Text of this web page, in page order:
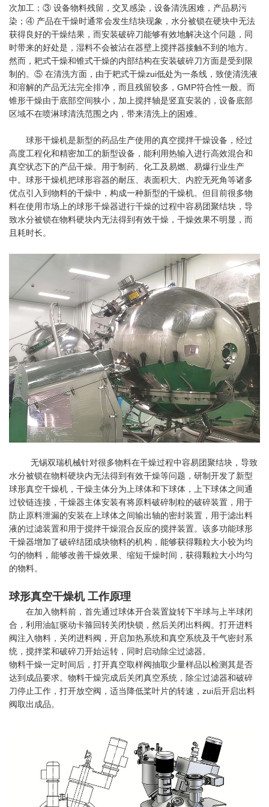
次加工；③ 设备物料残留，交叉感染，设备清洗困难，产品易污
染；④ 产品在干燥时通常会发生结块现象，水分被锁在硬块中无法
获得良好的干燥结果，而安装破碎刀能够有效地解决这个问题，同
时带来的好处是，湿料不会被沾在器壁上搅拌器接触不到的地方。
然而，耙式干燥和锥式干燥的内部结构在安装破碎刀方面是受到限
制的。⑤ 在清洗方面，由于耙式干燥zui低处为一条线，致使清洗液
和溶解的产品无法完全排净，而且残留较多，GMP符合性一般。而
锥形干燥由于底部空间狭小，加上搅拌轴是竖直安装的，设备底部
区域不在喷淋球清洗范围之内，带来清洗上的困难。
球形干燥机是新型的药品生产使用的真空搅拌干燥设备，经过
高度工程化和精密加工的新型设备，能利用热输入进行高效混合和
真空状态下的产品干燥。用于制药、化工及易燃、易爆行业生产
中。球形干燥机把球形容器的耐压、表面积大、内腔无死角等诸多
优点引入到物料的干燥中，构成一种新型的干燥机。但目前很多物
料在使用市场上的球形干燥器进行干燥的过程中容易团聚结块，导
致水分被锁在物料硬块内无法得到有效干燥，干燥效果不明显，而
且耗时长。
无锡双瑞机械针对很多物料在干燥过程中容易团聚结块，导致
水分被锁在物料硬块内无法得到有效干燥等问题，研制开发了新型
球形真空干燥机，干燥主体分为上球体和下球体，上下球体之间通
过铰链连接，干燥器主体安装有将原料破碎制粒的破碎装置，用于
防止原料泄漏的安装在上球体之间输出轴的密封装置，用于滤出料
液的过滤装置和用于搅拌干燥混合反应的搅拌装置。该多功能球形
干燥器增加了破碎结团成块物料的机构，能够获得颗粒大小较为均
匀的物料，能够改善干燥效果、缩短干燥时间，获得颗粒大小均匀
的物料。
球形真空干燥机 工作原理
在加入物料前，首先通过球体开合装置旋转下半球与上半球闭
合，利用油缸驱动卡箍回转关闭快锁，然后关闭出料阀。打开进料
阀注入物料，关闭进料阀，开启加热系统和真空系统及干气密封系
统，搅拌桨和破碎刀开始运转，同时启动除尘过滤器。
物料干燥一定时间后，打开真空取样阀抽取少量样品以检测其是否
达到成品要求。物料干燥完成后关闭真空系统，除尘过滤器和破碎
刀停止工作，打开放空阀，适当降低桨叶片的转速，zui后开启出料
阀取出成品。